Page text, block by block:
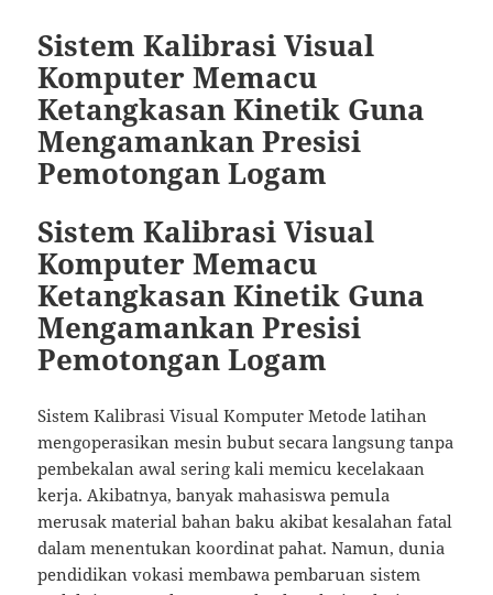
Sistem Kalibrasi Visual
Komputer Memacu
Ketangkasan Kinetik Guna
Mengamankan Presisi
Pemotongan Logam
Sistem Kalibrasi Visual
Komputer Memacu
Ketangkasan Kinetik Guna
Mengamankan Presisi
Pemotongan Logam
Sistem Kalibrasi Visual Komputer Metode latihan
mengoperasikan mesin bubut secara langsung tanpa
pembekalan awal sering kali memicu kecelakaan
kerja. Akibatnya, banyak mahasiswa pemula
merusak material bahan baku akibat kesalahan fatal
dalam menentukan koordinat pahat. Namun, dunia
pendidikan vokasi membawa pembaruan sistem